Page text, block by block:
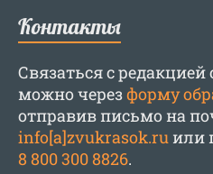
Контакты
Связаться с редакцией
можно черезформу
отправив письмо на
info[a]zvukrasok.ruили
8 800 300 8826.